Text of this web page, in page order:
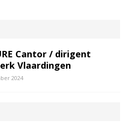
Cantor / dirigent
Vlaardingen
2024